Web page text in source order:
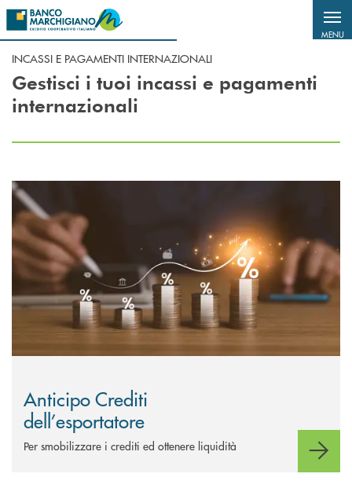
Salta al contenuto principale
MENU
INCASSI E PAGAMENTI INTERNAZIONALI
Gestisci i tuoi incassi e pagamenti
internazionali
Scopri di più Anticipo Crediti dell’esportatore
Anticipo Crediti
dell’esportatore
Per smobilizzare i crediti ed ottenere liquidità